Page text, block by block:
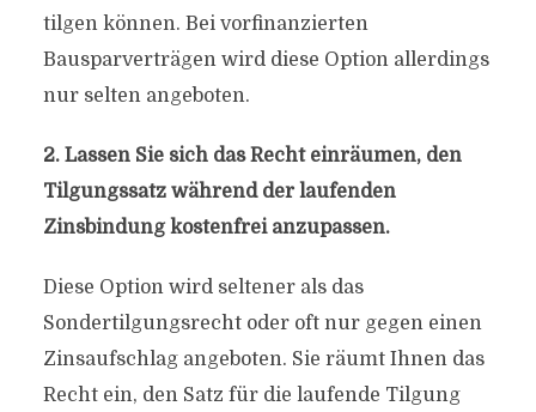
tilgen können. Bei vorfinanzierten
Bausparverträgen wird diese Option allerdings
nur selten angeboten.
2. Lassen Sie sich das Recht einräumen, den
Tilgungssatz während der laufenden
Zinsbindung kostenfrei anzupassen.
Diese Option wird seltener als das
Sondertilgungsrecht oder oft nur gegen einen
Zinsaufschlag angeboten. Sie räumt Ihnen das
Recht ein, den Satz für die laufende Tilgung